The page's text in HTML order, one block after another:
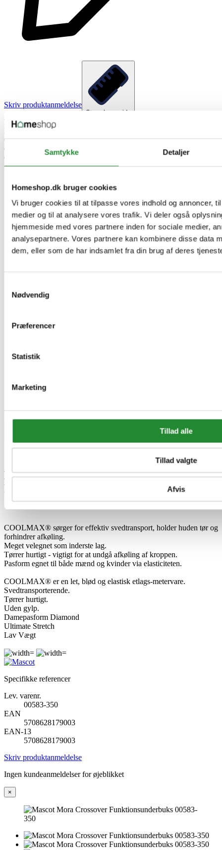
Samtykke Detaljer
Homeshop.dk bruger cookies
Vi bruger cookies til at tilpasse vores indhold og annoncer,
medier og til at analysere vores trafik. Vi deler også
hjemmeside med vores partnere inden for sociale medier,
analysepartnere. Vores partnere kan kombinere disse data
dem, eller som de har indsamlet fra din brug af deres
Nødvendig
Præferencer
Statistik
Marketing
Tillad alle
Tillad valgte
Afvis
Skriv produktanmeldelse
Størrelsesguide
EU3234363840424446USXX5XSSMLXLXXLXXLArm
Length6161,56262,56363,56464,5Bust
Circumference8084889296101106111Waist
Girth6165697377828792Hip
Circumference87919599103108113118
Artikler
Mascot Mora Crossover
Funktionsunderbuks 00583-350
COOLMAX® sørger for effektiv svedtransport, holder huden tør og
forhindrer afkøling.
Meget velegnet som inderste lag.
Tørrer hurtigt - vigtigt for at undgå afkøling af kroppen.
Pasform egnet til både mænd og kvinder via elasticiteten.
COOLMAX® er en let, blød og elastisk etlags-metervare.
Svedtransporterende.
Tørrer hurtigt.
Uden gylp.
Damepasform Diamond
Ultimate Stretch
Lav Vægt
Specifikke referencer
Lev. varenr.
00583-350
EAN
5708628179003
EAN-13
5708628179003
Skriv produktanmeldelse
Ingen kundeanmeldelser for øjeblikket
×